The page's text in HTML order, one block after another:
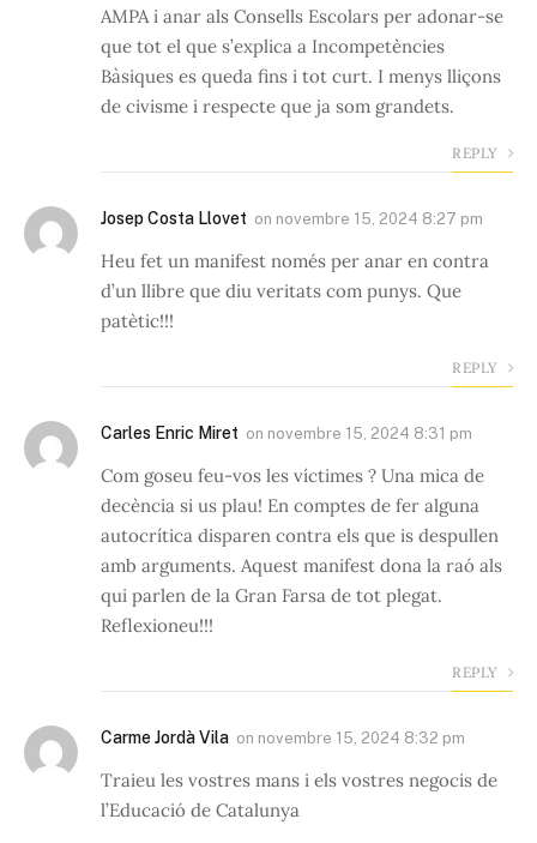
AMPA i anar als Consells Escolars per adonar-se
que tot el que s’explica a Incompetències
Bàsiques es queda fins i tot curt. I menys lliçons
de civisme i respecte que ja som grandets.
REPLY
Josep Costa Llovet on novembre 15, 2024 8:27 pm
Heu fet un manifest només per anar en contra
d’un llibre que diu veritats com punys. Que
patètic!!!
REPLY
Carles Enric Miret on novembre 15, 2024 8:31 pm
Com goseu feu-vos les víctimes ? Una mica de
decència si us plau! En comptes de fer alguna
autocrítica disparen contra els que is despullen
amb arguments. Aquest manifest dona la raó als
qui parlen de la Gran Farsa de tot plegat.
Reflexioneu!!!
REPLY
Carme Jordà Vila on novembre 15, 2024 8:32 pm
Traieu les vostres mans i els vostres negocis de
l’Educació de Catalunya